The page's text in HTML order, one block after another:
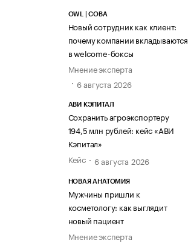
OWL | СОВА
Новый сотрудник как клиент:
почему компании вкладываются
в welcome-боксы
Мнение эксперта
6 августа 2026
АВИ КЭПИТАЛ
Сохранить агроэкспортеру
194,5 млн рублей: кейс «АВИ
Кэпитал»
Кейс
6 августа 2026
НОВАЯ АНАТОМИЯ
Мужчины пришли к
косметологу: как выглядит
новый пациент
Мнение эксперта